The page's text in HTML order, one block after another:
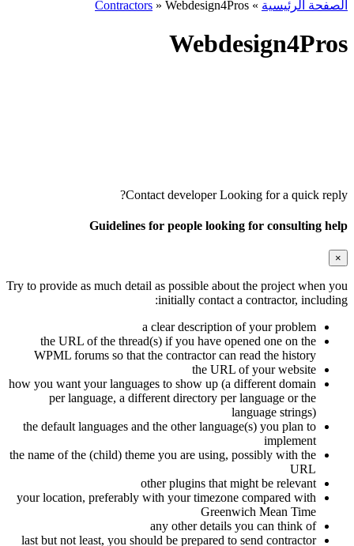
الصفحة الرئيسية »
Contractors » Webdesign4Pros
Webdesign4Pros
Contact developerLooking for a quick reply?
Guidelines for people looking for consulting help
×
Try to provide as much detail as possible about the project when you
initially contact a contractor, including:
a clear description of your problem
the URL of the thread(s) if you have opened one on the
WPML forums so that the contractor can read the history
the URL of your website
how you want your languages to show up (a different domain
per language, a different directory per language or the
language strings)
the default languages and the other language(s) you plan to
implement
the name of the (child) theme you are using, possibly with the
URL
other plugins that might be relevant
your location, preferably with your timezone compared with
Greenwich Mean Time
any other details you can think of
last but not least, you should be prepared to send contractor